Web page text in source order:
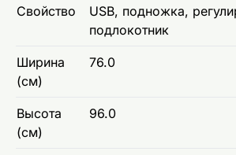
Свойство
USB, подножка,
подлокотник
Ширина
(см)
76.0
Высота
(см)
96.0